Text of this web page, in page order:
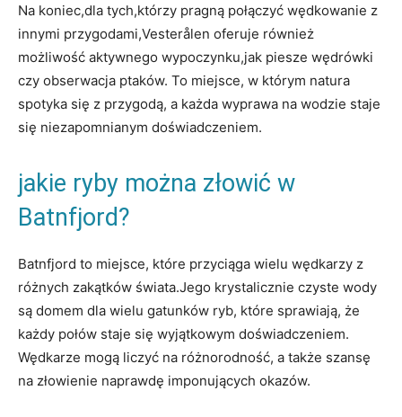
Na koniec,dla tych,którzy pragną połączyć wędkowanie z
innymi przygodami,Vesterålen oferuje również
możliwość aktywnego wypoczynku,jak piesze wędrówki
czy obserwacja ptaków. To miejsce, w którym natura
spotyka się z przygodą, a każda wyprawa na wodzie staje
się niezapomnianym doświadczeniem.
jakie ryby można złowić w
Batnfjord?
Batnfjord to miejsce, które przyciąga wielu wędkarzy z
różnych zakątków świata.Jego krystalicznie czyste wody
są domem dla wielu gatunków ryb, które sprawiają, że
każdy połów staje się wyjątkowym doświadczeniem.
Wędkarze mogą liczyć na różnorodność, a także szansę
na złowienie naprawdę imponujących okazów.